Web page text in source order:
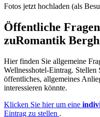
Fotos jetzt hochladen (als
Öffentliche
zuRomantik
Hier finden Sie allgemeine
Wellnesshotel-Eintrag. Stellen
öffentliches, allgemeines
interessieren könnte.
Klicken Sie hier um eine
Eintrag zu stellen .